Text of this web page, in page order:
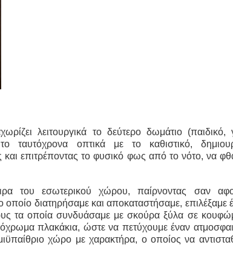
λειτουργικά το δεύτερο δωμάτιο (παιδικό,
ταυτόχρονα οπτικά με το καθιστικό,
και επιτρέποντας το φυσικό φως από το νότο, να
του εσωτερικού χώρου, παίρνοντας σαν
οποίο διατηρήσαμε και αποκαταστήσαμε, επιλέξαμε
τα οποία συνδυάσαμε με σκούρα ξύλα σε
πλακάκια, ώστε να πετύχουμε έναν
χώρο με χαρακτήρα, ο οποίος να